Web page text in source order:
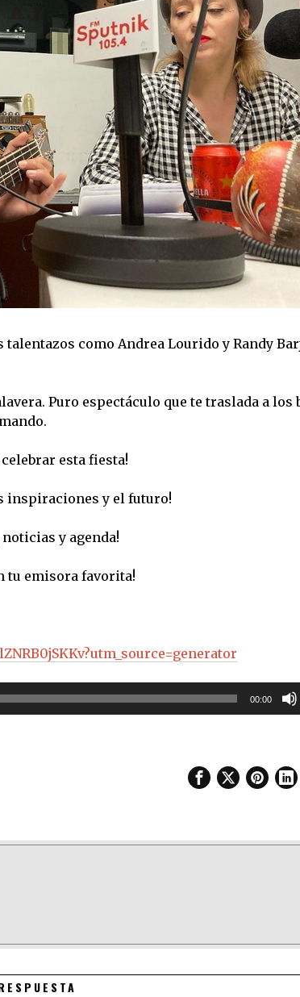
como Andrea Lourido y Randy
Puro espectáculo que te traslada a los
esta fiesta!
inspiraciones y el futuro!
y agenda!
tu emisora favorita!
00:00